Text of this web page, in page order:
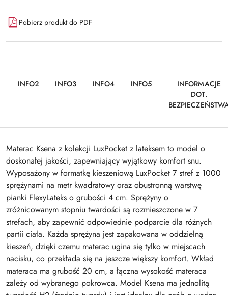
Pobierz produkt do PDF
INFO2 INFO3 INFO4 INFO5
INFORMACJE
DOT.
Materac Ksena z kolekcji LuxPocket z lateksem to model o
doskonałej jakości, zapewniający wyjątkowy komfort snu.
Wyposażony w formatkę kieszeniową LuxPocket 7 stref z 1000
sprężynami na metr kwadratowy oraz obustronną warstwę
pianki FlexyLateks o grubości 4 cm. Sprężyny o
zróżnicowanym stopniu twardości są rozmieszczone w 7
strefach, aby zapewnić odpowiednie podparcie dla różnych
partii ciała. Każda sprężyna jest zapakowana w oddzielną
kieszeń, dzięki czemu materac ugina się tylko w miejscach
nacisku, co przekłada się na jeszcze większy komfort. Wkład
materaca ma grubość 20 cm, a łączna wysokość materaca
zależy od wybranego pokrowca. Model Ksena ma jednolitą